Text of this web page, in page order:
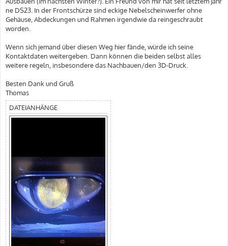
ne DS23. In der Frontschürze sind eckige Nebelscheinwerfer ohne
Gehäuse, Abdeckungen und Rahmen irgendwie da reingeschraubt
worden.
Wenn sich jemand über diesen Weg hier fände, würde ich seine
Kontaktdaten weitergeben. Dann können die beiden selbst alles
weitere regeln, insbesondere das Nachbauen/den 3D-Druck.
Besten Dank und Gruß
Thomas
DATEIANHÄNGE